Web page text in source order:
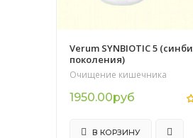
Verum SYNBIOTIC 5
поколения)
Очищение кишечника
1950.00руб
В КОРЗИНУ